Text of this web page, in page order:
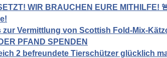
WIR BRAUCHEN EURE MITHILFE!
zur Vermittlung von Scottish Fold-Mix-
PFAND SPENDEN
2 befreundete Tierschützer glücklich